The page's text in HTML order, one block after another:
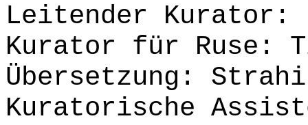
Leitender Kurator:
Kurator für Ruse:
Übersetzung:
Kuratorische